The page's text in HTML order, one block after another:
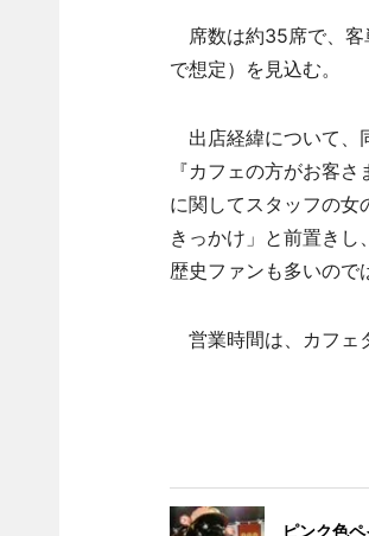
席数は約35席で、客
で想定）を見込む。
出店経緯について、
『カフェの方がお客
に関してスタッフの女
きっかけ」と前置きし
歴史ファンも多いので
営業時間は、カフェ
ピンク色